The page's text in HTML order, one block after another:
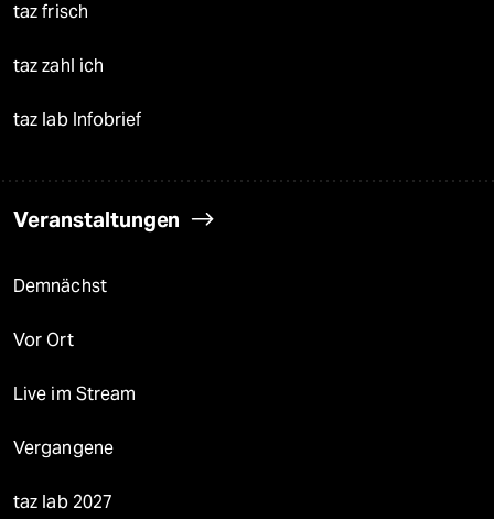
taz frisch
taz zahl ich
taz lab Infobrief
Veranstaltungen
Demnächst
Vor Ort
Live im Stream
Vergangene
taz lab 2027